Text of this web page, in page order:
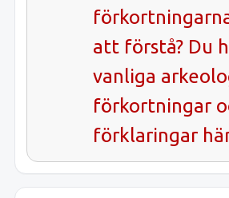
att förstå? Du
vanliga
förkortningar
förklaringar